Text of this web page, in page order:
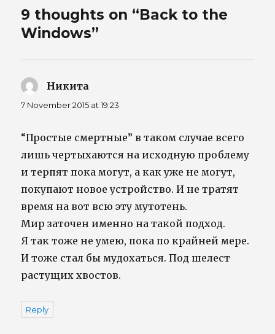
9 thoughts on “Back to the
Windows”
Никита
7 November 2015 at 19:23
“Простые смертные” в таком случае всего
лишь чертыхаются на исходную проблему
и терпят пока могут, а как уже не могут,
покупают новое устройство. И не тратят
время на вот всю эту мутотень.
Мир заточен именно на такой подход.
Я так тоже не умею, пока по крайней мере.
И тоже стал бы мудохаться. Под шелест
растущих хвостов.
Reply